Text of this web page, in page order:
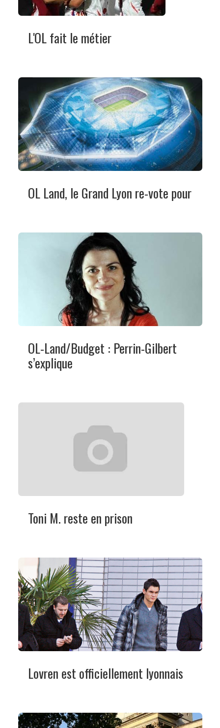
L'OL fait le métier
OL Land, le Grand Lyon re-vote pour
OL-Land/Budget : Perrin-Gilbert
s’explique
Toni M. reste en prison
Lovren est officiellement lyonnais